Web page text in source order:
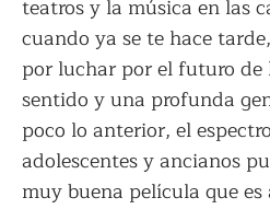
teatros y la música en las
cuando ya se te hace
por luchar por el futuro de
sentido y una profunda
poco lo anterior, el
adolescentes y ancianos
muy buena película que